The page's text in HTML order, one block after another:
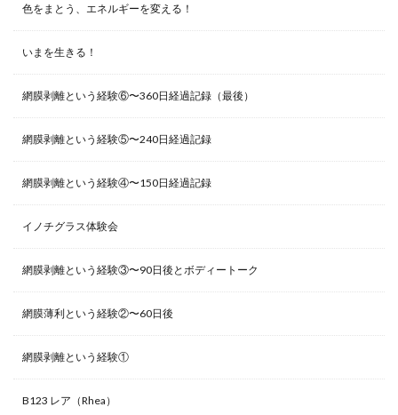
色をまとう、エネルギーを変える！
いまを生きる！
網膜剥離という経験⑥〜360日経過記録（最後）
網膜剥離という経験⑤〜240日経過記録
網膜剥離という経験④〜150日経過記録
イノチグラス体験会
網膜剥離という経験③〜90日後とボディートーク
網膜薄利という経験②〜60日後
網膜剥離という経験①
B123 レア（Rhea）